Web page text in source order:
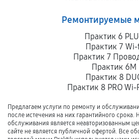
Ремонтируемые
Практик 6
Практик 7
Практик 7
Практик 6M
Практик 8
Практик 8 PRO Wi-
Предлагаем услуги по ремонту и
после истечения на них гарантийного срока.
обслуживания является неавторизованным
сайте не является публичной офертой. Все